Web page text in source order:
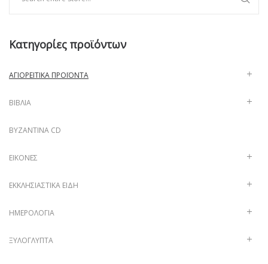
Κατηγορίες προϊόντων
ΑΓΙΟΡΕΊΤΙΚΑ ΠΡΟΪΌΝΤΑ
ΒΙΒΛΊΑ
ΒΥΖΑΝΤΙΝΑ CD
ΕΙΚΌΝΕΣ
ΕΚΚΛΗΣΙΑΣΤΙΚΆ ΕΊΔΗ
ΗΜΕΡΟΛΌΓΙΑ
ΞΥΛΌΓΛΥΠΤΑ